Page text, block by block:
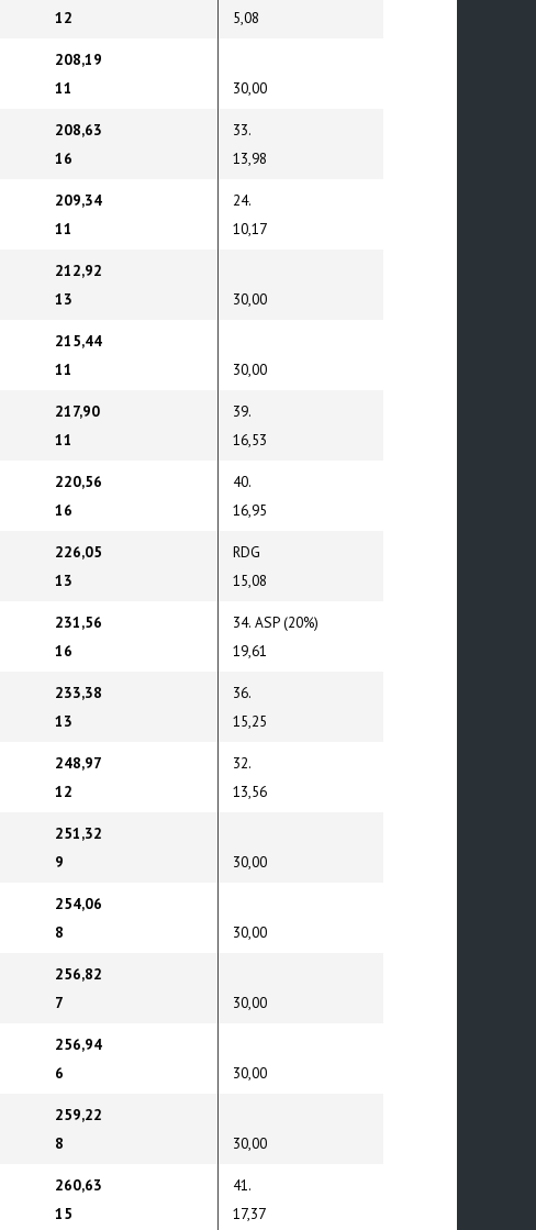
12
5,08
208,19
11
30,00
208,63
16
33.
13,98
209,34
11
24.
10,17
212,92
13
30,00
215,44
11
30,00
217,90
11
39.
16,53
220,56
16
40.
16,95
226,05
13
RDG
15,08
231,56
16
34. ASP (20%)
19,61
233,38
13
36.
15,25
248,97
12
32.
13,56
251,32
9
30,00
254,06
8
30,00
256,82
7
30,00
256,94
6
30,00
259,22
8
30,00
260,63
15
41.
17,37